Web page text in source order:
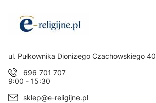
Adres:
ul. Pułkownika Dionizego Czachowskiego 40
696 701 707
9:00 - 15:30
sklep@e-religijne.pl